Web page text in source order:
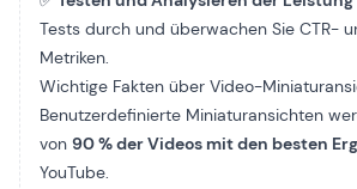
Tests durch und überwachen Sie CTR-
Metriken.
Wichtige Fakten über Video-
Benutzerdefinierte Miniaturansichten
von 90 % der Videos mit den besten
YouTube.